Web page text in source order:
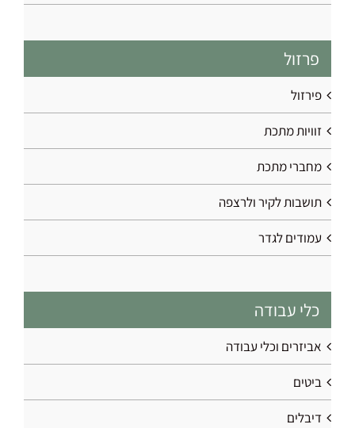
פרזול
פירזול
זוויות מתכת
מחברי מתכת
תושבות לקיר ולרצפה
עמודים לגדר
כלי עבודה
אביזרים וכלי עבודה
ביטים
דיבלים